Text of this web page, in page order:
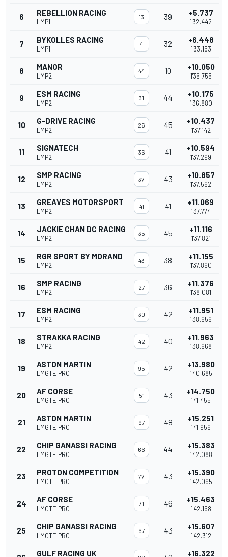
6 REBELLION RACING
LMP1
13 39 +5.737
1'32.442
7 BYKOLLES RACING
LMP1
4 32 +6.448
1'33.153
8 MANOR
LMP2
44 10 +10.050
1'36.755
9 ESM RACING
LMP2
31 44 +10.175
1'36.880
10 G-DRIVE RACING
LMP2
26 45 +10.437
1'37.142
11 SIGNATECH
LMP2
36 41 +10.594
1'37.299
12 SMP RACING
LMP2
37 43 +10.857
1'37.562
13 GREAVES MOTORSPORT
LMP2
41 41 +11.069
1'37.774
14 JACKIE CHAN DC RACING
LMP2
35 45 +11.116
1'37.821
15 RGR SPORT BY MORAND
LMP2
43 38 +11.155
1'37.860
16 SMP RACING
LMP2
27 36 +11.376
1'38.081
17 ESM RACING
LMP2
30 42 +11.951
1'38.656
18 STRAKKA RACING
LMP2
42 40 +11.963
1'38.668
19 ASTON MARTIN
LMGTE PRO
95 42 +13.980
1'40.685
20 AF CORSE
LMGTE PRO
51 43 +14.750
1'41.455
21 ASTON MARTIN
LMGTE PRO
97 48 +15.251
1'41.956
22 CHIP GANASSI RACING
LMGTE PRO
66 44 +15.383
1'42.088
23 PROTON COMPETITION
LMGTE PRO
77 43 +15.390
1'42.095
24 AF CORSE
LMGTE PRO
71 46 +15.463
1'42.168
25 CHIP GANASSI RACING
LMGTE PRO
67 43 +15.607
1'42.312
GULF RACING UK +16.322